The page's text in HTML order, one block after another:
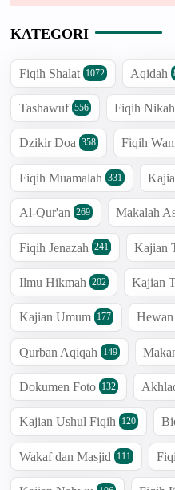
KATEGORI
Fiqih Shalat 1072 Aqidah
Tashawuf 556 Fiqih
Dzikir Doa 358 Fiqih
Fiqih Muamalah 331
Al-Qur'an 269 Makalah
Fiqih Jenazah 241 Kajian
Ilmu Hikmah 202 Kajian
Kajian Umum 177
Qurban Aqiqah 149
Dokumen Foto 132
Kajian Ushul Fiqih 120
Wakaf dan Masjid 111